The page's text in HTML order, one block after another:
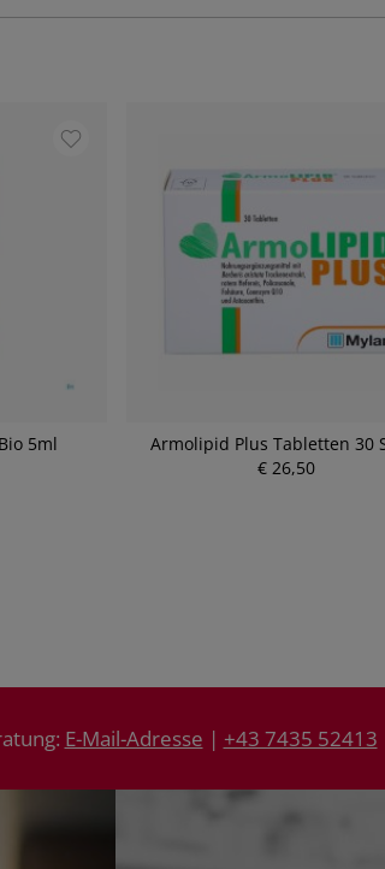
5ml
Armolipid Plus Tabletten 30
€ 26,50
P
E-Mail-Adresse | +43 7435 52413